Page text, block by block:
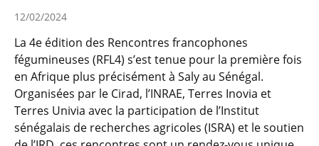
12/02/2024
La 4e édition des Rencontres francophones
fégumineuses (RFL4) s’est tenue pour la première fois
en Afrique plus précisément à Saly au Sénégal.
Organisées par le Cirad, l’INRAE, Terres Inovia et
Terres Univia avec la participation de l’Institut
sénégalais de recherches agricoles (ISRA) et le soutien